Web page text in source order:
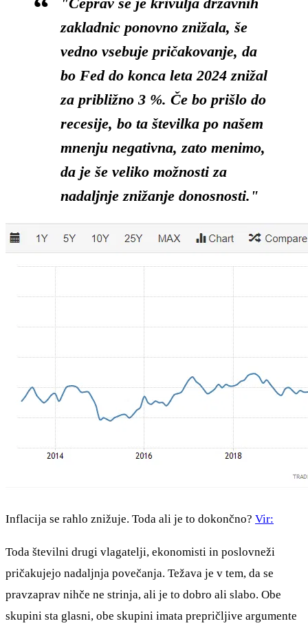
zakladnic ponovno znižala, še
vedno vsebuje pričakovanje, da
bo Fed do konca leta 2024 znižal
za približno 3 %. Če bo prišlo do
recesije, bo ta številka po našem
mnenju negativna, zato menimo,
da je še veliko možnosti za
nadaljnje znižanje donosnosti."
Inflacija se rahlo znižuje. Toda ali je to dokončno? Vir:
Toda številni drugi vlagatelji, ekonomisti in poslovneži
pričakujejo nadaljnja povečanja. Težava je v tem, da se
pravzaprav nihče ne strinja, ali je to dobro ali slabo. Obe
skupini sta glasni, obe skupini imata prepričljive argumente